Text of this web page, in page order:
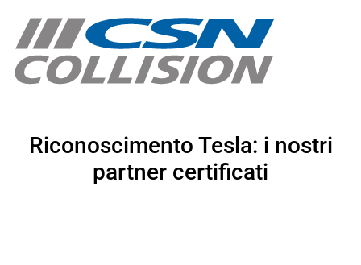
Riconoscimento Tesla: i nostri
partner certificati